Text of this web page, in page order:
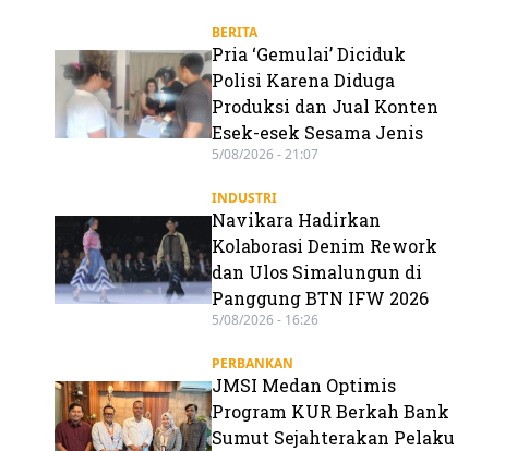
BERITA
Pria ‘Gemulai’ Diciduk
Polisi Karena Diduga
Produksi dan Jual Konten
Esek-esek Sesama Jenis
5/08/2026 - 21:07
INDUSTRI
Navikara Hadirkan
Kolaborasi Denim Rework
dan Ulos Simalungun di
Panggung BTN IFW 2026
5/08/2026 - 16:26
PERBANKAN
JMSI Medan Optimis
Program KUR Berkah Bank
Sumut Sejahterakan Pelaku